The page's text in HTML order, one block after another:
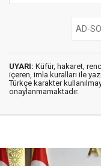
UYARI: Küfür, hakaret,
içeren, imla kuralları ile
Türkçe karakter
onaylanmamaktadır.